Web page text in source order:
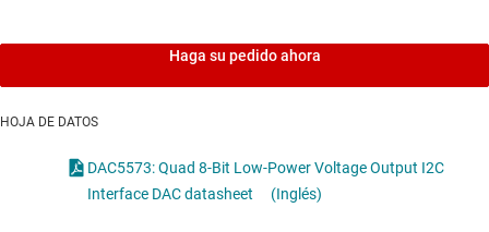
Haga su pedido ahora
HOJA DE DATOS
DAC5573: Quad 8-Bit Low-Power Voltage Output I2C
Interface DAC datasheet
(Inglés)